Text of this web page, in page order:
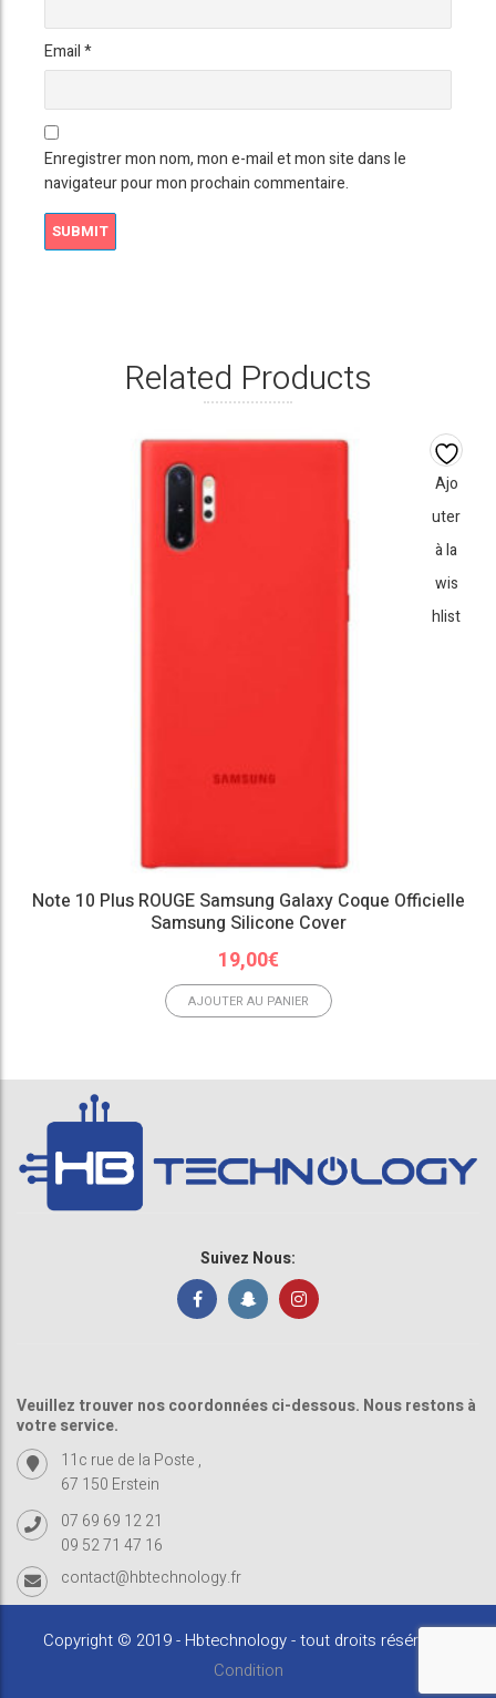
Email*
Enregistrer mon nom, mon e-mail et mon site dans le
navigateur pour mon prochain commentaire.
Related Products
Ajo
uter
à la
wis
hlist
Note 10 Plus ROUGE Samsung Galaxy Coque Officielle
Samsung Silicone Cover
19,00€
AJOUTER AU PANIER
Suivez Nous:
Veuillez trouver nos coordonnées ci-dessous. Nous restons à
votre service.
11c rue de la Poste ,
67 150 Erstein
07 69 69 12 21
09 52 71 47 16
contact@hbtechnology.fr
Copyright © 2019 - Hbtechnology - tout droits résérvés -
Condition